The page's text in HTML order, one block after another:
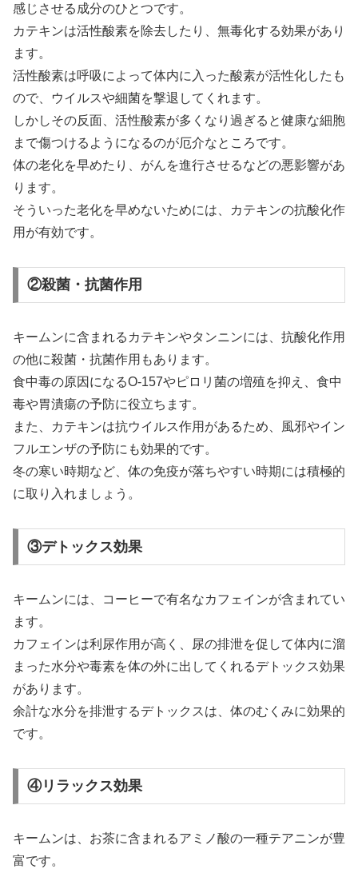
感じさせる成分のひとつです。
カテキンは活性酸素を除去したり、無毒化する効果があり
ます。
活性酸素は呼吸によって体内に入った酸素が活性化したも
ので、ウイルスや細菌を撃退してくれます。
しかしその反面、活性酸素が多くなり過ぎると健康な細胞
まで傷つけるようになるのが厄介なところです。
体の老化を早めたり、がんを進行させるなどの悪影響があ
ります。
そういった老化を早めないためには、カテキンの抗酸化作
用が有効です。
②殺菌・抗菌作用
キームンに含まれるカテキンやタンニンには、抗酸化作用
の他に殺菌・抗菌作用もあります。
食中毒の原因になるO-157やピロリ菌の増殖を抑え、食中
毒や胃潰瘍の予防に役立ちます。
また、カテキンは抗ウイルス作用があるため、風邪やイン
フルエンザの予防にも効果的です。
冬の寒い時期など、体の免疫が落ちやすい時期には積極的
に取り入れましょう。
③デトックス効果
キームンには、コーヒーで有名なカフェインが含まれてい
ます。
カフェインは利尿作用が高く、尿の排泄を促して体内に溜
まった水分や毒素を体の外に出してくれるデトックス効果
があります。
余計な水分を排泄するデトックスは、体のむくみに効果的
です。
④リラックス効果
キームンは、お茶に含まれるアミノ酸の一種テアニンが豊
富です。